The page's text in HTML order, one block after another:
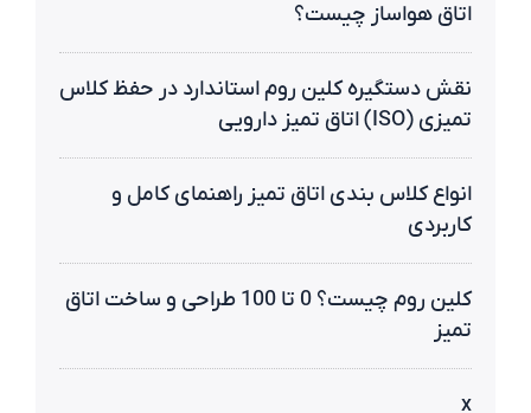
اتاق هواساز چیست؟
نقش دستگیره کلین روم استاندارد در حفظ کلاس
تمیزی (ISO) اتاق تمیز دارویی
انواع کلاس‌ بندی اتاق تمیز راهنمای کامل و
کاربردی
کلین روم چیست؟ 0 تا 100 طراحی و ساخت اتاق
تمیز
x